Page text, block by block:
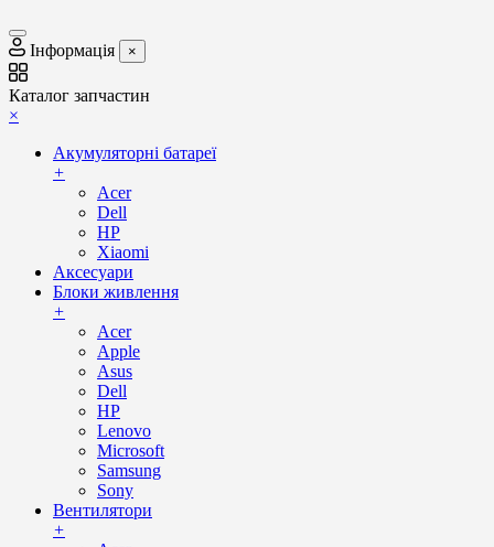
Інформація ×
Каталог запчастин
×
Акумуляторні батареї
+
Acer
Dell
HP
Xiaomi
Аксесуари
Блоки живлення
+
Acer
Apple
Asus
Dell
HP
Lenovo
Microsoft
Samsung
Sony
Вентилятори
+